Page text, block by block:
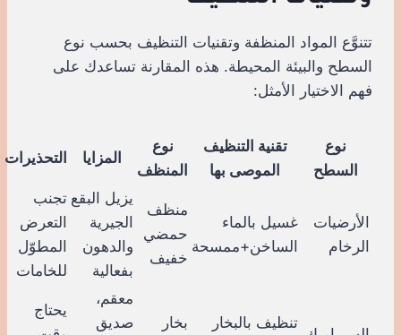
تتنوَّع المواد المنظفة وتقنيات التنظيف بحسب نوع
السطح والبيئة المحيطة. هذه المقارنة تساعدك على
فهم الاختيار الأمثل:
نوع
السطح
تقنية التنظيف
الموصى بها
نوع
المنظف
المزايا التحذيرات
الأرضيات
الرخام
غسيل بالماء
الساخن+ممسحة
منظف
حمضي
خفيف
يزيل البقع
الجيرية
والدهون
بفعالية
تجنب
التعرض
المطوّل
للخامات
تنظيف بالبخار بخار
معقم،
صديق
يحتاج